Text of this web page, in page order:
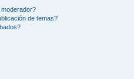
de temas?